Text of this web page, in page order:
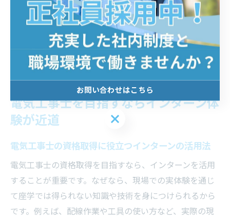
で体感できます。これらを実際に体験し、繰り返し実践
することで、将来プロとして活躍するための土台を築け
ます。インターンは、成長の近道となる実践的な学びの
場です。
電気工事士を目指すならインターン体
験が近道
電気工事士の資格取得に役立つインターンの活用法
電気工事士の資格取得を目指すなら、インターンを活用
することが重要です。なぜなら、現場での実体験を通じ
て座学では得られない知識や技術を身につけられるから
です。例えば、配線作業や工具の使い方など、実際の現
お問い合わせはこちら
お問い合わせはこちら